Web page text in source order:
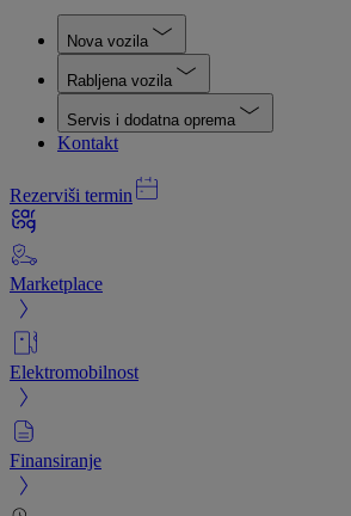
Nova vozila
Rabljena vozila
Servis i dodatna oprema
Kontakt
Rezerviši termin
Marketplace
Elektromobilnost
Finansiranje